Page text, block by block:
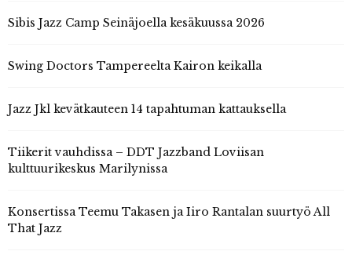
Sibis Jazz Camp Seinäjoella kesäkuussa 2026
Swing Doctors Tampereelta Kairon keikalla
Jazz Jkl kevätkauteen 14 tapahtuman kattauksella
Tiikerit vauhdissa – DDT Jazzband Loviisan
kulttuurikeskus Marilynissa
Konsertissa Teemu Takasen ja Iiro Rantalan suurtyö All
That Jazz